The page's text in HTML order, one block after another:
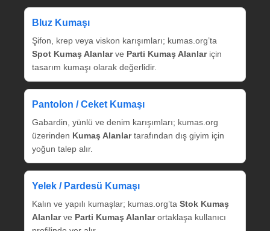
Bluz Kumaşı
Şifon, krep veya viskon karışımları; kumas.org’ta
Spot Kumaş Alanlarve Parti Kumaş Alanlariçin
tasarım kumaşı olarak değerlidir.
Pantolon / Ceket Kumaşı
Gabardin, yünlü ve denim karışımları; kumas.org
üzerinden Kumaş Alanlartarafından dış giyim için
yoğun talep alır.
Yelek / Pardesü Kumaşı
Kalın ve yapılı kumaşlar; kumas.org’ta Stok Kumaş
Alanlarve Parti Kumaş Alanlarortaklaşa kullanıcı